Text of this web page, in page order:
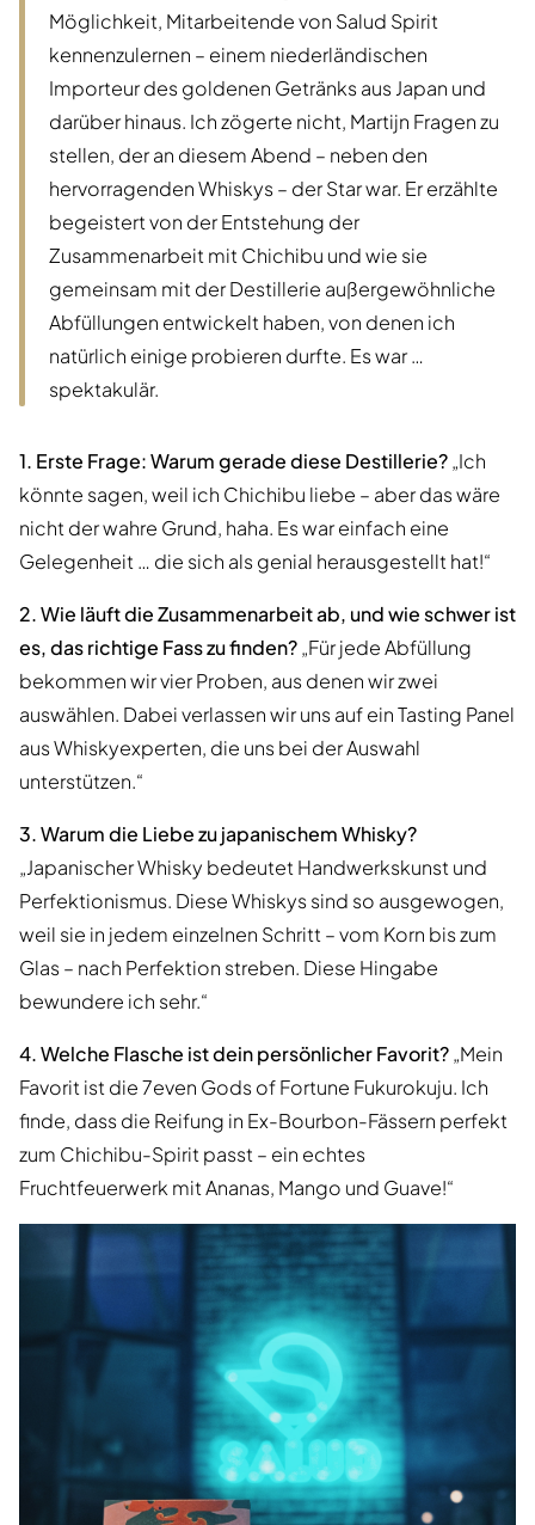
Möglichkeit, Mitarbeitende von Salud Spirit
kennenzulernen – einem niederländischen
Importeur des goldenen Getränks aus Japan und
darüber hinaus. Ich zögerte nicht, Martijn Fragen zu
stellen, der an diesem Abend – neben den
hervorragenden Whiskys – der Star war. Er erzählte
begeistert von der Entstehung der
Zusammenarbeit mit Chichibu und wie sie
gemeinsam mit der Destillerie außergewöhnliche
Abfüllungen entwickelt haben, von denen ich
natürlich einige probieren durfte. Es war …
spektakulär.
1. Erste Frage: Warum gerade diese Destillerie?„Ich
könnte sagen, weil ich Chichibu liebe – aber das wäre
nicht der wahre Grund, haha. Es war einfach eine
Gelegenheit … die sich als genial herausgestellt hat!“
2. Wie läuft die Zusammenarbeit ab, und wie schwer ist
es, das richtige Fass zu finden?„Für jede Abfüllung
bekommen wir vier Proben, aus denen wir zwei
auswählen. Dabei verlassen wir uns auf ein Tasting Panel
aus Whiskyexperten, die uns bei der Auswahl
unterstützen.“
3. Warum die Liebe zu japanischem Whisky?
„Japanischer Whisky bedeutet Handwerkskunst und
Perfektionismus. Diese Whiskys sind so ausgewogen,
weil sie in jedem einzelnen Schritt – vom Korn bis zum
Glas – nach Perfektion streben. Diese Hingabe
bewundere ich sehr.“
4. Welche Flasche ist dein persönlicher Favorit?„Mein
Favorit ist die 7even Gods of Fortune Fukurokuju. Ich
finde, dass die Reifung in Ex-Bourbon-Fässern perfekt
zum Chichibu-Spirit passt – ein echtes
Fruchtfeuerwerk mit Ananas, Mango und Guave!“